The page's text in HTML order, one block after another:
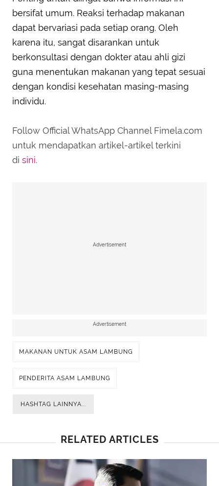
bersifat umum. Reaksi terhadap makanan
dapat bervariasi pada setiap orang. Oleh
karena itu, sangat disarankan untuk
berkonsultasi dengan dokter atau ahli gizi
guna menentukan makanan yang tepat sesuai
dengan kondisi kesehatan masing-masing
individu.
Follow Official WhatsApp Channel Fimela.com
untuk mendapatkan artikel-artikel terkini
di sini.
Advertisement
Advertisement
MAKANAN UNTUK ASAM LAMBUNG
PENDERITA ASAM LAMBUNG
HASHTAG LAINNYA...
RELATED ARTICLES